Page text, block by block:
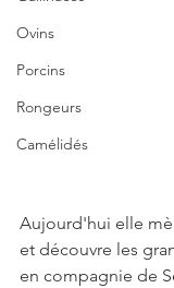
Ovins
Porcins
Rongeurs
Camélidés
Aujourd'hui elle
et découvre les
en compagnie de